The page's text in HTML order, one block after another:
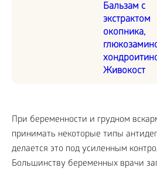
Бальзам с
экстрактом
окопника,
Живокост
При беременности и грудном
принимать некоторые типы
делается это под усиленным
Большинству беременных врачи